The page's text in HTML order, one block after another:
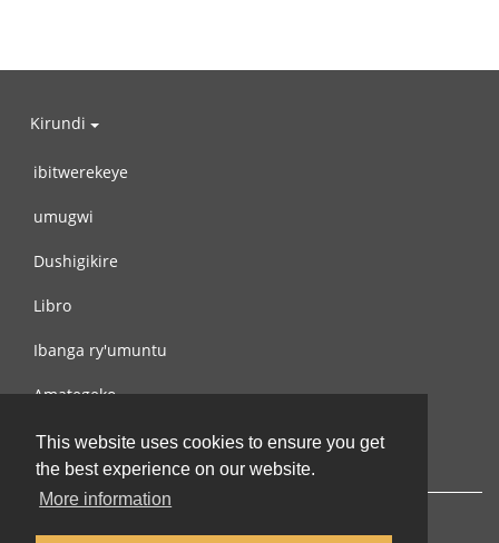
This website uses cookies to ensure you get
the best experience on our website.
More information
Kirundi
ibitwerekeye
umugwi
Dushigikire
Libro
Ibanga ry'umuntu
Amategeko
Turondere